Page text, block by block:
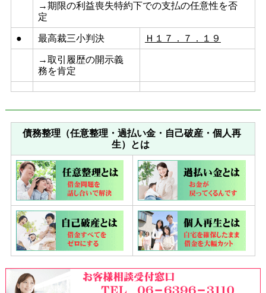
→期限の利益喪失特約下での支払の任意性を否
定
● 最高裁三小判決 Ｈ１７．７．１９
→取引履歴の開示義
務を肯定
債務整理（任意整理・過払い金・自己破産・個人再
生）とは